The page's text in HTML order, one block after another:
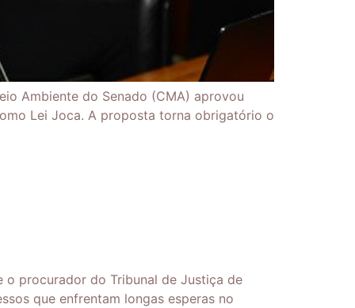
Ambiente do Senado (CMA) aprovou
Lei Joca. A proposta torna obrigatório o
o procurador do Tribunal de Justiça de
que enfrentam longas esperas no